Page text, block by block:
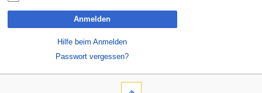
Anmelden
Hilfe beim Anmelden
Passwort vergessen?